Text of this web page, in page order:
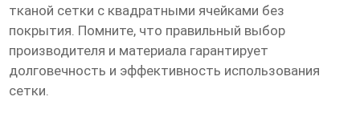
тканой сетки с квадратными ячейками без
покрытия. Помните, что правильный выбор
производителя и материала гарантирует
долговечность и эффективность использования
сетки.